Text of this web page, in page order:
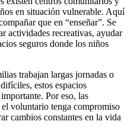
en situación vulnerable. Aquí
que en “enseñar”. Se
actividades recreativas, ayudar
seguros donde los niños
trabajan largas jornadas o
estos espacios
Por eso, las
voluntario tenga compromiso
cambios constantes en la vida